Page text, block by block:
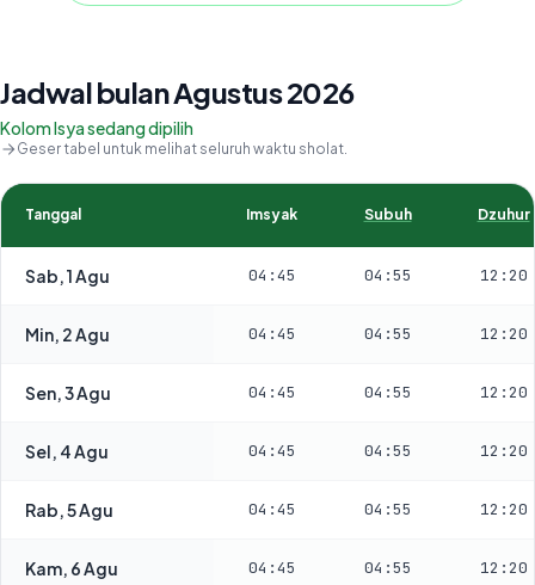
Jadwal bulan Agustus 2026
Kolom Isya sedang dipilih
Geser tabel untuk melihat seluruh waktu sholat.
Tanggal Imsyak Subuh Dzuhur
Sab, 1 Agu 04:45 04:55 12:20
Min, 2 Agu 04:45 04:55 12:20
Sen, 3 Agu 04:45 04:55 12:20
Sel, 4 Agu 04:45 04:55 12:20
Rab, 5 Agu 04:45 04:55 12:20
Kam, 6 Agu 04:45 04:55 12:20